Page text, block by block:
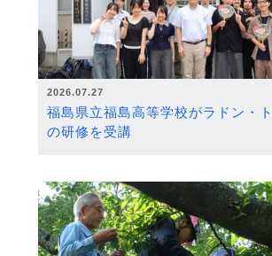
2026.07.27
福島県立福島高等学校がラドン・
の研修を受講